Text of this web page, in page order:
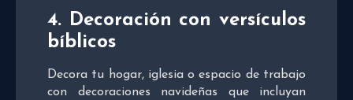
4. Decoración con versículos
bíblicos
Decora tu hogar, iglesia o espacio de trabajo
con decoraciones navideñas que incluyan